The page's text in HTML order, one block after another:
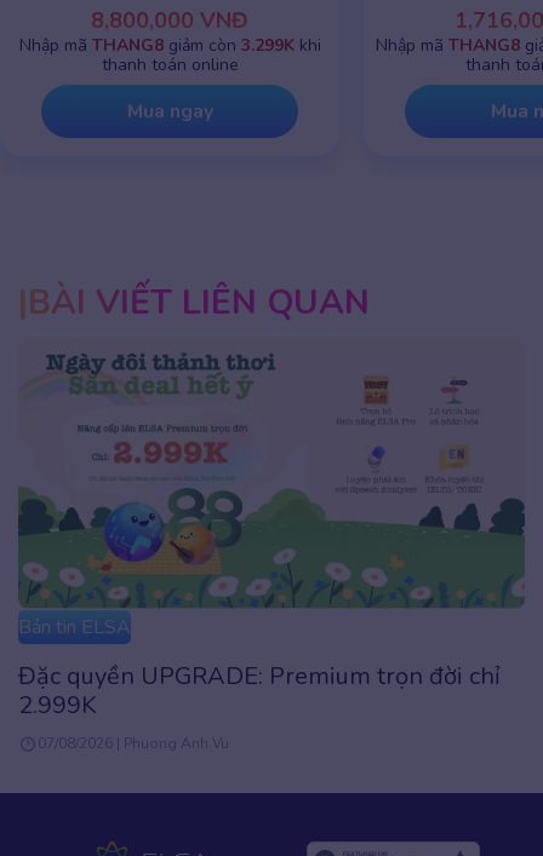
8,800,000 VNĐ
Nhập mã THANG8giảm còn 3.299Kkhi
thanh toán online
Mua ngay
Nhập mã THANG8
thanh
Mua
BÀI VIẾT LIÊN QUAN
Bản tin ELSA
Đặc quyền UPGRADE: Premium trọn đời chỉ
2.999K
07/08/2026 | Phuong Anh Vu